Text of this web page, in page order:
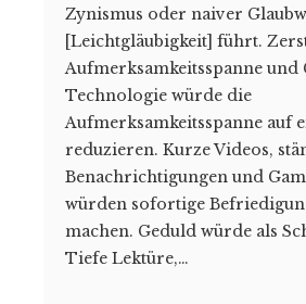
Zynismus oder naiver
[Leichtgläubigkeit] führt.
Aufmerksamkeitsspanne und
Technologie würde die
Aufmerksamkeitsspanne auf
reduzieren. Kurze Videos,
Benachrichtigungen und
würden sofortige
machen. Geduld würde als
Tiefe Lektüre,…